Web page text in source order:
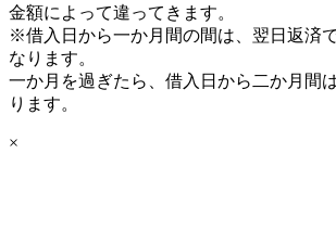
金額によって違ってきます。
※借入日から一か月間の間は、翌日返済
なります。
一か月を過ぎたら、借入日から二か月間
ります。
×